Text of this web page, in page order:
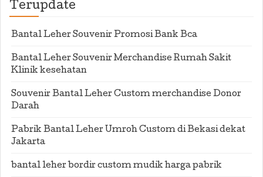
Terupdate
Bantal Leher Souvenir Promosi Bank Bca
Bantal Leher Souvenir Merchandise Rumah Sakit
Klinik kesehatan
Souvenir Bantal Leher Custom merchandise Donor
Darah
Pabrik Bantal Leher Umroh Custom di Bekasi dekat
Jakarta
bantal leher bordir custom mudik harga pabrik